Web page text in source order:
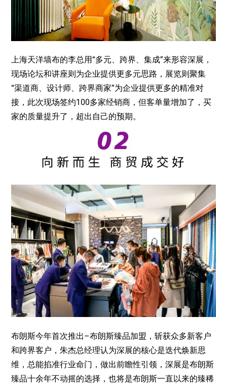
上海天洋墙布的李总用“多元、跨界、集成”来形容深展，
现场论坛和讲座则为企业提供更多元思路，展览则聚集
“渠道商、设计师、跨界商家”为企业提供更多的精准对
接，此次现场签约100多家经销商，但客单量增加了，买
家的质量提升了，超出自己的预期。
布朗斯今年首次推出–布朗斯臻品加盟，斩获众多新客户
和跨界客户，朱杰总经理认为深展的核心是迭代焕新思
维，总能掐准行业命门，做出前瞻性引领，深展是布朗斯
臻品十余年不动摇的选择，也将是布朗斯一直以来的臻稀